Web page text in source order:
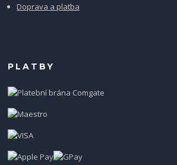
Doprava a platba
PLATBY